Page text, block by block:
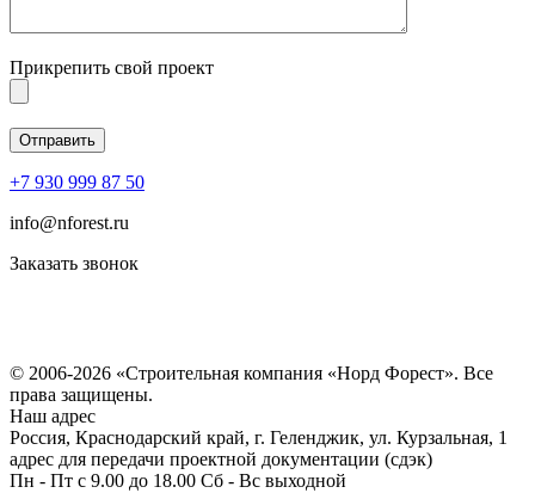
Прикрепить свой проект
+7 930 999 87 50
info@nforest.ru
Заказать звонок
© 2006-2026 «Строительная компания «Норд Форест». Все
права защищены.
Наш адрес
Россия, Краснодарский край, г. Геленджик, ул. Курзальная, 1
адрес для передачи проектной документации (сдэк)
Пн - Пт с 9.00 до 18.00 Сб - Вс выходной